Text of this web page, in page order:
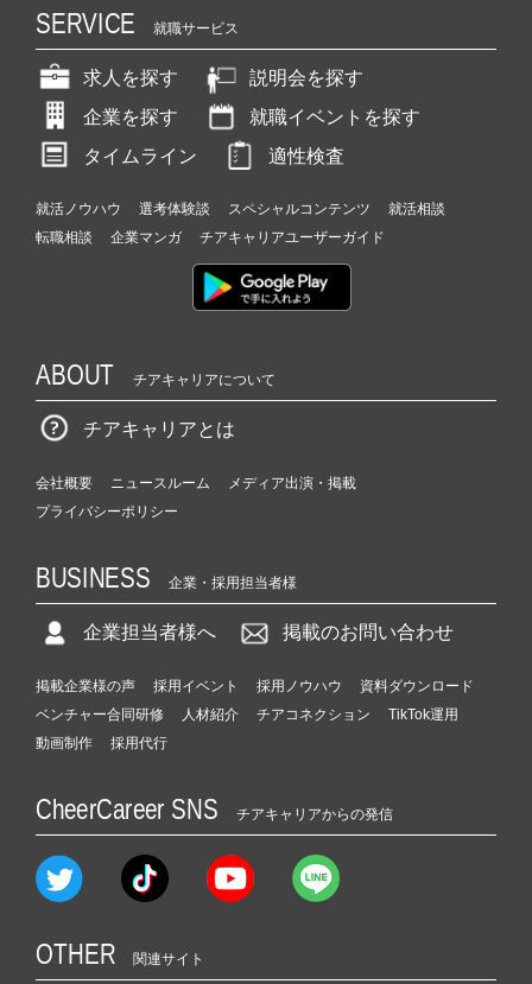
SERVICE 就職サービス
求人を探す
説明会を探す
企業を探す
就職イベントを探す
タイムライン
適性検査
就活ノウハウ 選考体験談 スペシャルコンテンツ
就活相談
転職相談
企業マンガ チアキャリアユーザーガイド
ABOUT チアキャリアについて
チアキャリアとは
会社概要 ニュースルーム
メディア出演・掲載
プライバシーポリシー
BUSINESS 企業・採用担当者様
企業担当者様へ 掲載のお問い合わせ
掲載企業様の声 採用イベント 採用ノウハウ
資料ダウンロード
ベンチャー合同研修
人材紹介 チアコネクション
TikTok運用
動画制作
採用代行
CheerCareer SNS チアキャリアからの発信
OTHER 関連サイト